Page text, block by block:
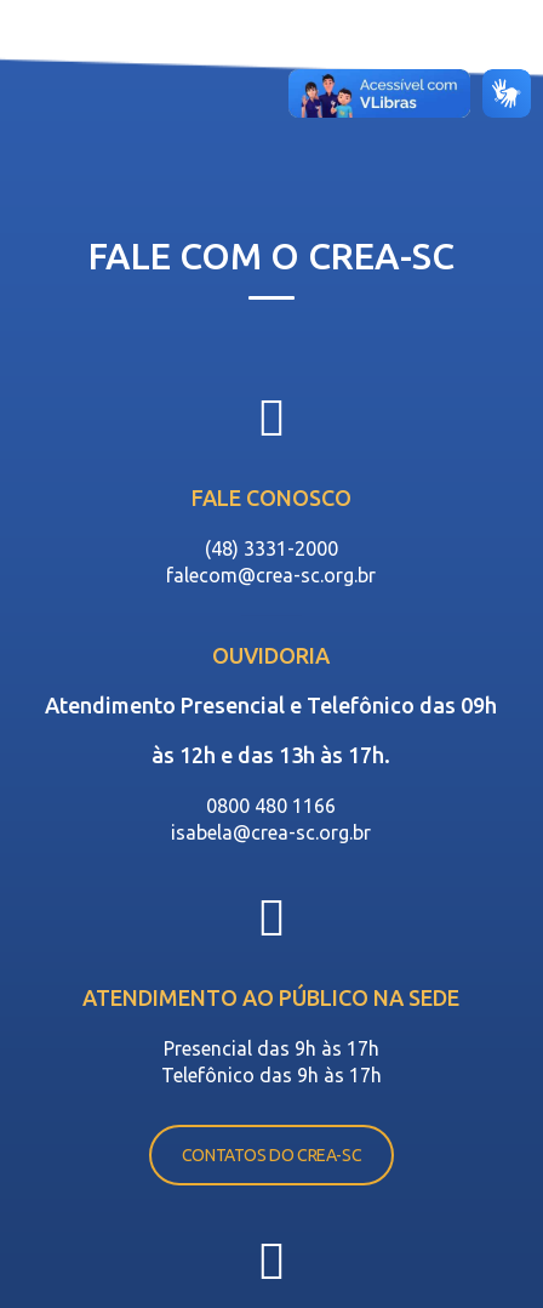
FALE COM O CREA-SC
FALE CONOSCO
(48) 3331-2000
falecom@crea-sc.org.br
OUVIDORIA
Atendimento Presencial e Telefônico das 09h
às 12h e das 13h às 17h.
0800 480 1166
isabela@crea-sc.org.br
ATENDIMENTO AO PÚBLICO NA SEDE
Presencial das 9h às 17h
Telefônico das 9h às 17h
CONTATOS DO CREA-SC